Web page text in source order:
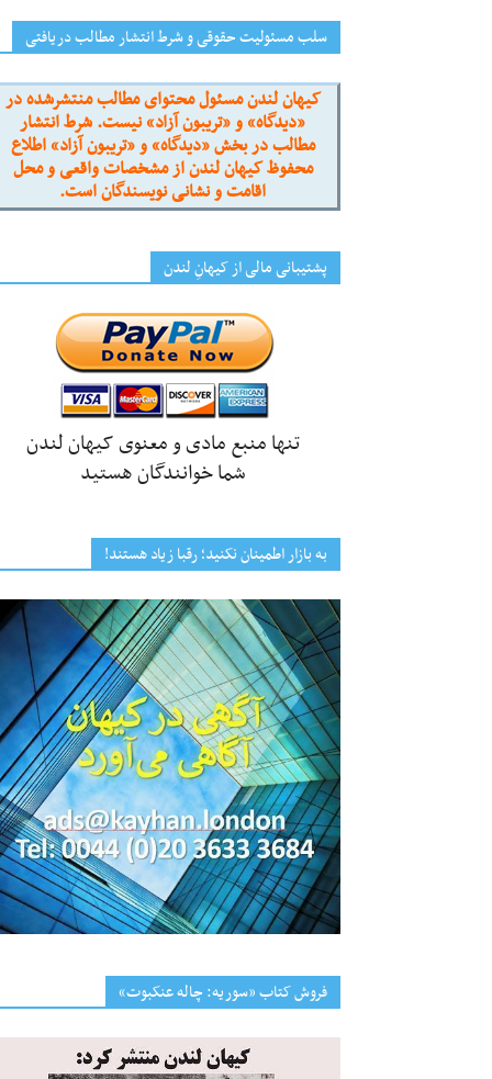
سلب مسئولیت حقوقی و شرط انتشار مطالب دریافتی
کیهان لندن مسئول محتوای مطالب منتشرشده در
«دیدگاه» و «تریبون آزاد» نیست. شرط انتشار
مطالب در بخش «دیدگاه» و «تریبون آزاد» اطلاع
محفوظ کیهان لندن از مشخصات واقعی و محل
اقامت و نشانی نویسندگان است.
پشتیبانی مالی از کیهانِ لندن
تنها منبع مادی و معنوی کیهان لندن
شما خوانندگان هستید
به بازار اطمینان نکنید؛ رقبا زیاد هستند!
فروش کتاب «سوریه: چاله عنکبوت»